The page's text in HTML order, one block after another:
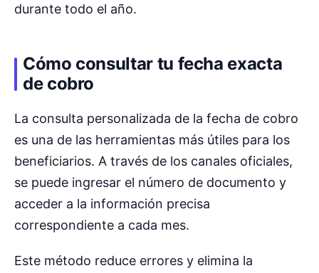
durante todo el año.
Cómo consultar tu fecha exacta
de cobro
La consulta personalizada de la fecha de cobro
es una de las herramientas más útiles para los
beneficiarios. A través de los canales oficiales,
se puede ingresar el número de documento y
acceder a la información precisa
correspondiente a cada mes.
Este método reduce errores y elimina la